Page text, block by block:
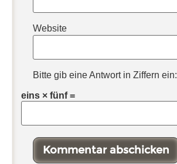
Website
Bitte gib eine Antwort in Ziffern ein:
eins × fünf =